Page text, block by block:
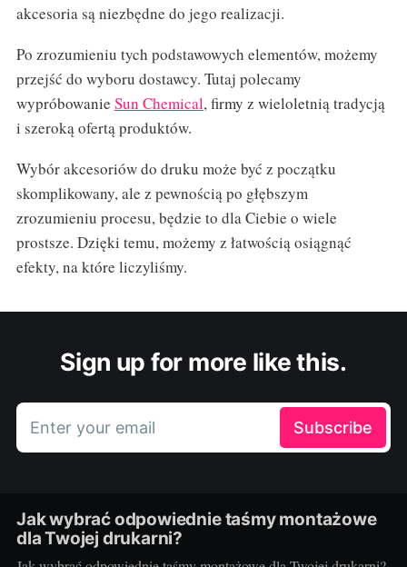
akcesoria są niezbędne do jego realizacji.
Po zrozumieniu tych podstawowych elementów, możemy
przejść do wyboru dostawcy. Tutaj polecamy
wypróbowanie Sun Chemical, firmy z wieloletnią tradycją
i szeroką ofertą produktów.
Wybór akcesoriów do druku może być z początku
skomplikowany, ale z pewnością po głębszym
zrozumieniu procesu, będzie to dla Ciebie o wiele
prostsze. Dzięki temu, możemy z łatwością osiągnąć
efekty, na które liczyliśmy.
Sign up for more like this.
Enter your email Subscribe
Jak wybrać odpowiednie taśmy montażowe
dla Twojej drukarni?